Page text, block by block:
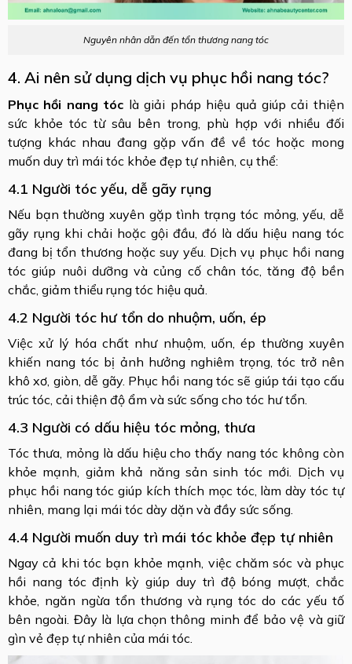
Nguyên nhân dẫn đến tổn thương nang tóc
4. Ai nên sử dụng dịch vụ phục hồi nang tóc?
Phục hồi nang tóc là giải pháp hiệu quả giúp cải thiện
sức khỏe tóc từ sâu bên trong, phù hợp với nhiều đối
tượng khác nhau đang gặp vấn đề về tóc hoặc mong
muốn duy trì mái tóc khỏe đẹp tự nhiên, cụ thể:
4.1 Người tóc yếu, dễ gãy rụng
Nếu bạn thường xuyên gặp tình trạng tóc mỏng, yếu, dễ
gãy rụng khi chải hoặc gội đầu, đó là dấu hiệu nang tóc
đang bị tổn thương hoặc suy yếu. Dịch vụ phục hồi nang
tóc giúp nuôi dưỡng và củng cố chân tóc, tăng độ bền
chắc, giảm thiểu rụng tóc hiệu quả.
4.2 Người tóc hư tổn do nhuộm, uốn, ép
Việc xử lý hóa chất như nhuộm, uốn, ép thường xuyên
khiến nang tóc bị ảnh hưởng nghiêm trọng, tóc trở nên
khô xơ, giòn, dễ gãy. Phục hồi nang tóc sẽ giúp tái tạo cấu
trúc tóc, cải thiện độ ẩm và sức sống cho tóc hư tổn.
4.3 Người có dấu hiệu tóc mỏng, thưa
Tóc thưa, mỏng là dấu hiệu cho thấy nang tóc không còn
khỏe mạnh, giảm khả năng sản sinh tóc mới. Dịch vụ
phục hồi nang tóc giúp kích thích mọc tóc, làm dày tóc tự
nhiên, mang lại mái tóc dày dặn và đầy sức sống.
4.4 Người muốn duy trì mái tóc khỏe đẹp tự nhiên
Ngay cả khi tóc bạn khỏe mạnh, việc chăm sóc và phục
hồi nang tóc định kỳ giúp duy trì độ bóng mượt, chắc
khỏe, ngăn ngừa tổn thương và rụng tóc do các yếu tố
bên ngoài. Đây là lựa chọn thông minh để bảo vệ và giữ
gìn vẻ đẹp tự nhiên của mái tóc.